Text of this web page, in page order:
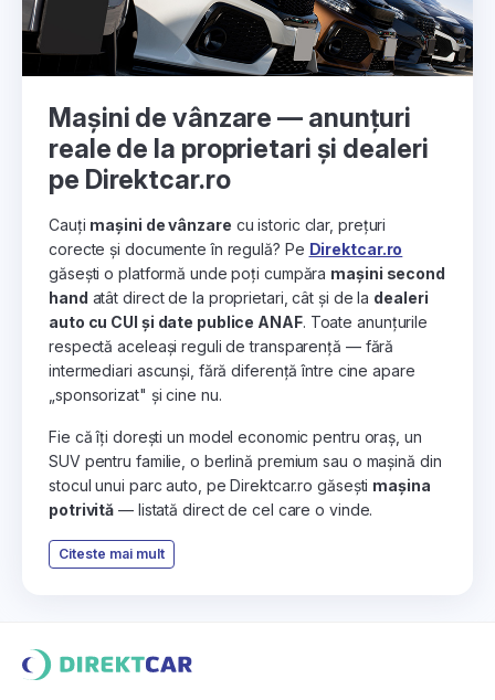
Mașini de vânzare — anunțuri
reale de la proprietari și dealeri
pe Direktcar.ro
Cauți mașini de vânzare cu istoric clar, prețuri
corecte și documente în regulă? Pe Direktcar.ro
găsești o platformă unde poți cumpăra mașini second
hand atât direct de la proprietari, cât și de la dealeri
auto cu CUI și date publice ANAF. Toate anunțurile
respectă aceleași reguli de transparență — fără
intermediari ascunși, fără diferență între cine apare
„sponsorizat" și cine nu.
Fie că îți dorești un model economic pentru oraș, un
SUV pentru familie, o berlină premium sau o mașină din
stocul unui parc auto, pe Direktcar.ro găsești mașina
potrivită — listată direct de cel care o vinde.
Citeste mai mult